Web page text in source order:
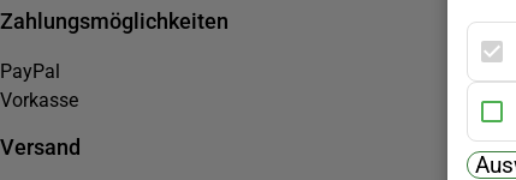
Zahlungsmöglichkeiten
PayPal
Vorkasse
Versand